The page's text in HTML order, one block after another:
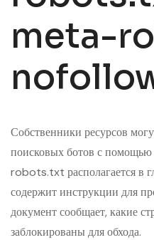
meta-
Собственники ресурсов
поисковых ботов с
robots.txt располагается в
содержит инструкции для
документ сообщает, какие
заблокированы для обхода.